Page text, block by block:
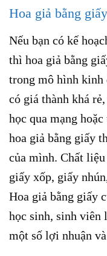
Hoa giả bằng giấy
Nếu bạn có kế
thì hoa giả bằng
trong mô hình kinh
có giá thành khá
học qua mạng
hoa giả bằng giấy
của mình. Chất
giấy xốp, giấy
Hoa giả bằng giấy
học sinh, sinh viên
một số lợi nhuận